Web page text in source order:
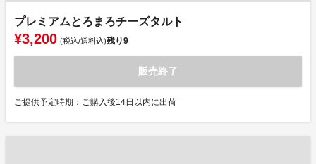
プレミアムとろまろチーズタルト
¥3,200 (税込/送料込)残り9
販売終了
ご提供予定時期：ご購入後14日以内に出荷